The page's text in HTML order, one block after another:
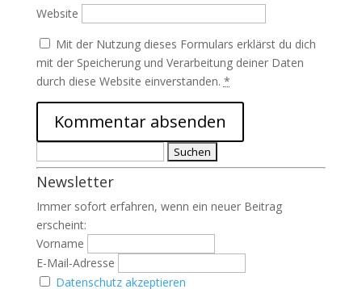
Website
Mit der Nutzung dieses Formulars erklärst du dich
mit der Speicherung und Verarbeitung deiner Daten
durch diese Website einverstanden. *
nach:
Newsletter
Immer sofort erfahren, wenn ein neuer Beitrag
erscheint:
Vorname
E-Mail-Adresse
Datenschutz akzeptieren